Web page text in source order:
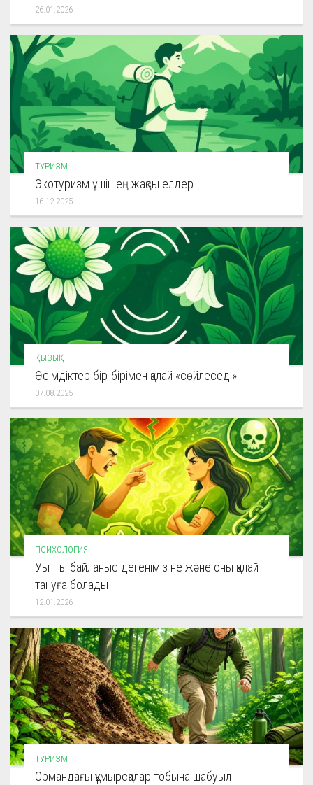
26.01.2026
ТУРИЗМ
Экотуризм үшін ең жақсы елдер
16.12.2025
ҚЫЗЫҚ
Өсімдіктер бір-бірімен қалай «сөйлеседі»
07.08.2025
ПСИХОЛОГИЯ
Уытты байланыс дегеніміз не және оны қалай
тануға болады
12.01.2026
ТУРИЗМ
Ормандағы құмырсқалар тобына шабуыл